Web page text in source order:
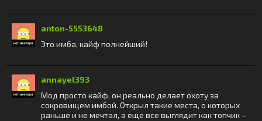
anton-5553648
Это имба, кайф полнейший!
annayel393
Мод просто кайф, он реально делает охоту за
сокровищем имбой. Открыл такие места, о которых
раньше и не мечтал, а еще все выглядит как топчик –